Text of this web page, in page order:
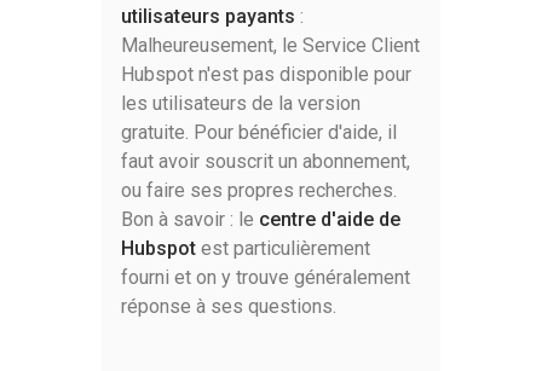
utilisateurs payants :
Malheureusement, le Service Client
Hubspot n'est pas disponible pour
les utilisateurs de la version
gratuite. Pour bénéficier d'aide, il
faut avoir souscrit un abonnement,
ou faire ses propres recherches.
Bon à savoir : le centre d'aide de
Hubspot est particulièrement
fourni et on y trouve généralement
réponse à ses questions.